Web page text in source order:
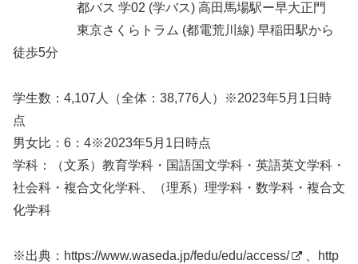
都バス 学02 (学バス) 高田馬場駅ー早大正門
東京さくらトラム (都電荒川線) 早稲田駅から
徒歩5分
学生数：4,107人（全体：38,776人）※2023年5月1日時
点
男女比：6：4※2023年5月1日時点
学科：（文系）教育学科・国語国文学科・英語英文学科・
社会科・複合文化学科、（理系）理学科・数学科・複合文
化学科
※出典： https://www.waseda.jp/fedu/edu/access/
http